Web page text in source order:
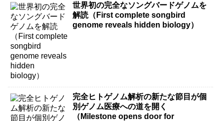
世界初の完全なソングバードゲノムを
解読（First complete songbird
genome reveals hidden biology）
完全ヒトゲノム解析の新たな節目が個
別ゲノム医療への道を開く
（Milestone opens door for